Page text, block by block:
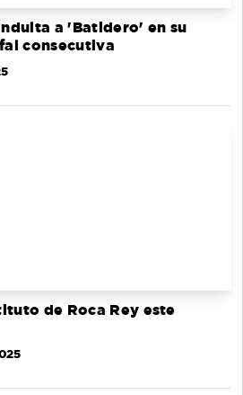
a 'Batidero' en su
consecutiva
de Roca Rey este